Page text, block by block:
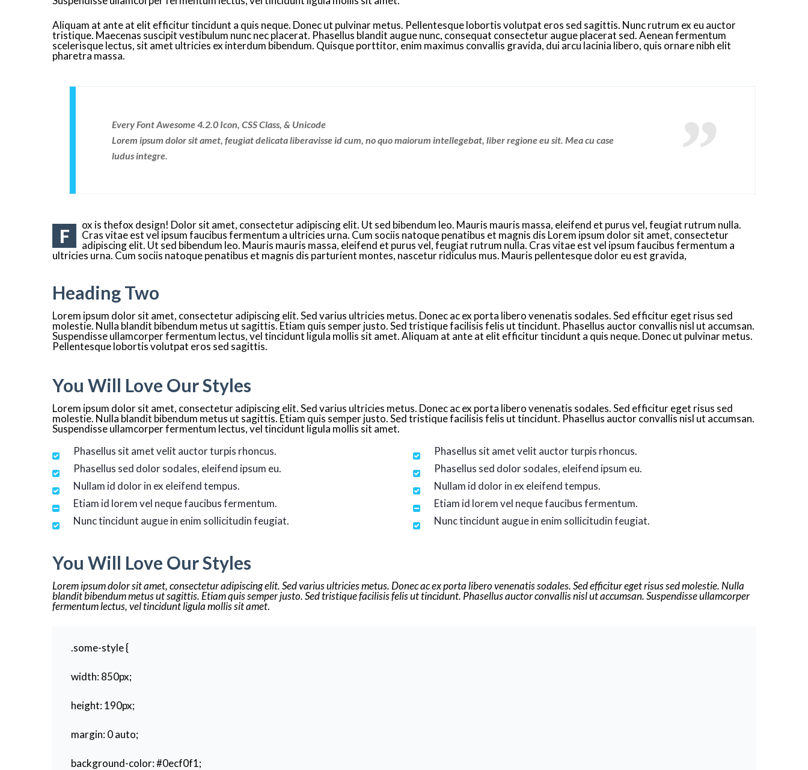
Aliquam at ante at elit efficitur tincidunt a quis neque. Donec ut pulvinar metus. Pellentesque lobortis volutpat eros sed sagittis. Nunc rutrum ex eu auctor
tristique. Maecenas suscipit vestibulum nunc nec placerat. Phasellus blandit augue nunc, consequat consectetur augue placerat sed. Aenean fermentum
scelerisque lectus, sit amet ultricies ex interdum bibendum. Quisque porttitor, enim maximus convallis gravida, dui arcu lacinia libero, quis ornare nibh elit
pharetra massa.
Every Font Awesome 4.2.0 Icon, CSS Class, & Unicode
Lorem ipsum dolor sit amet, feugiat delicata liberavisse id cum, no quo maiorum intellegebat, liber regione eu sit. Mea cu case
ludus integre.
F
ox is thefox design! Dolor sit amet, consectetur adipiscing elit. Ut sed bibendum leo. Mauris mauris massa, eleifend et purus vel, feugiat rutrum nulla.
Cras vitae est vel ipsum faucibus fermentum a ultricies urna. Cum sociis natoque penatibus et magnis dis Lorem ipsum dolor sit amet, consectetur
adipiscing elit. Ut sed bibendum leo. Mauris mauris massa, eleifend et purus vel, feugiat rutrum nulla. Cras vitae est vel ipsum faucibus fermentum a
ultricies urna. Cum sociis natoque penatibus et magnis dis parturient montes, nascetur ridiculus mus. Mauris pellentesque dolor eu est gravida,
Heading Two
Lorem ipsum dolor sit amet, consectetur adipiscing elit. Sed varius ultricies metus. Donec ac ex porta libero venenatis sodales. Sed efficitur eget risus sed
molestie. Nulla blandit bibendum metus ut sagittis. Etiam quis semper justo. Sed tristique facilisis felis ut tincidunt. Phasellus auctor convallis nisl ut accumsan.
Suspendisse ullamcorper fermentum lectus, vel tincidunt ligula mollis sit amet. Aliquam at ante at elit efficitur tincidunt a quis neque. Donec ut pulvinar metus.
Pellentesque lobortis volutpat eros sed sagittis.
You Will Love Our Styles
Lorem ipsum dolor sit amet, consectetur adipiscing elit. Sed varius ultricies metus. Donec ac ex porta libero venenatis sodales. Sed efficitur eget risus sed
molestie. Nulla blandit bibendum metus ut sagittis. Etiam quis semper justo. Sed tristique facilisis felis ut tincidunt. Phasellus auctor convallis nisl ut accumsan.
Suspendisse ullamcorper fermentum lectus, vel tincidunt ligula mollis sit amet.
Phasellus sit amet velit auctor turpis rhoncus.
Phasellus sed dolor sodales, eleifend ipsum eu.
Nullam id dolor in ex eleifend tempus.
Etiam id lorem vel neque faucibus fermentum.
Nunc tincidunt augue in enim sollicitudin feugiat.
Phasellus sit amet velit auctor turpis rhoncus.
Phasellus sed dolor sodales, eleifend ipsum eu.
Nullam id dolor in ex eleifend tempus.
Etiam id lorem vel neque faucibus fermentum.
Nunc tincidunt augue in enim sollicitudin feugiat.
You Will Love Our Styles
Lorem ipsum dolor sit amet, consectetur adipiscing elit. Sed varius ultricies metus. Donec ac ex porta libero venenatis sodales. Sed efficitur eget risus sed molestie. Nulla
blandit bibendum metus ut sagittis. Etiam quis semper justo. Sed tristique facilisis felis ut tincidunt. Phasellus auctor convallis nisl ut accumsan. Suspendisse ullamcorper
fermentum lectus, vel tincidunt ligula mollis sit amet.
.some-style {
width: 850px;
height: 190px;
margin: 0 auto;
background-color: #0ecf0f1;